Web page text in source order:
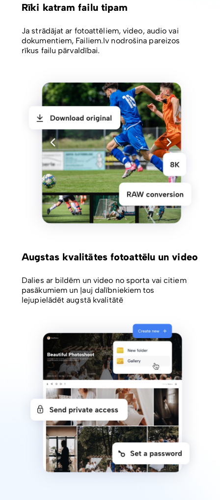
Rīki katram failu tipam
Ja strādājat ar fotoattēliem, video, audio vai
dokumentiem, Failiem.lv nodrošina pareizos
rīkus failu pārvaldībai.
Augstas kvalitātes fotoattēlu un video
Dalies ar bildēm un video no sporta vai citiem
pasākumiem un ļauj dalībniekiem tos
lejupielādēt augstā kvalitātē